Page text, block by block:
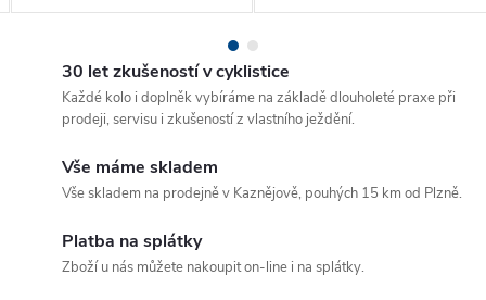
30 let zkušeností v cyklistice
Každé kolo i doplněk vybíráme na základě dlouholeté praxe při
prodeji, servisu i zkušeností z vlastního ježdění.
Vše máme skladem
Vše skladem na prodejně v Kaznějově, pouhých 15 km od Plzně.
Platba na splátky
Zboží u nás můžete nakoupit on-line i na splátky.